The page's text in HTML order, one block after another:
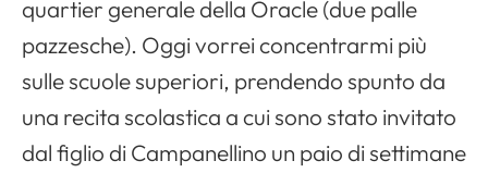
quartier generale della Oracle (due palle
pazzesche). Oggi vorrei concentrarmi più
sulle scuole superiori, prendendo spunto da
una recita scolastica a cui sono stato invitato
dal figlio di Campanellino un paio di settimane